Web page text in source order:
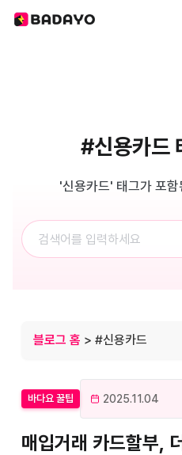
#신용카드
'신용카드' 태그가 포
블로그 홈 > #신용카드
바다요 꿀팁 2025.11.04
매입거래 카드할부,